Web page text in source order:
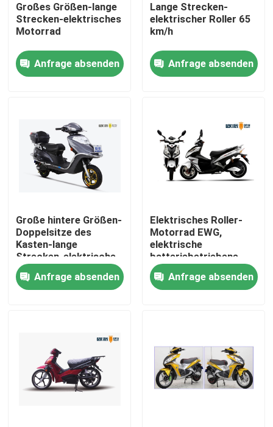
Haus
Über uns
Fabrik-Ausflug
Qualitätskontrolle
Treten Sie mit uns in Verbindung
Elektro-Moped-Roller
Elektro-Motorroller
Großes Größen-lange
Strecken-elektrisches
Motorrad
Anfrage absenden
Lange Strecken-
elektrischer Roller 65
km/h
Anfrage absenden
Große hintere Größen-
Doppelsitze des
Kasten-lange
Strecken-elektrische
Roller-72V45AH
große der Blei-Säure-
Batterie-100km
Anfrage absenden
Elektrisches Roller-
Motorrad EWG,
elektrische
batteriebetriebene
Roller für Erwachsene
Anfrage absenden